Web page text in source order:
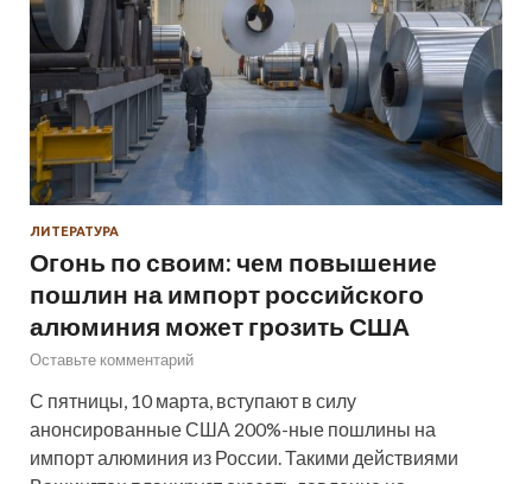
ЛИТЕРАТУРА
Огонь по своим: чем повышение
пошлин на импорт российского
алюминия может грозить США
Оставьте комментарий
С пятницы, 10 марта, вступают в силу
анонсированные США 200%-ные пошлины на
импорт алюминия из России. Такими действиями